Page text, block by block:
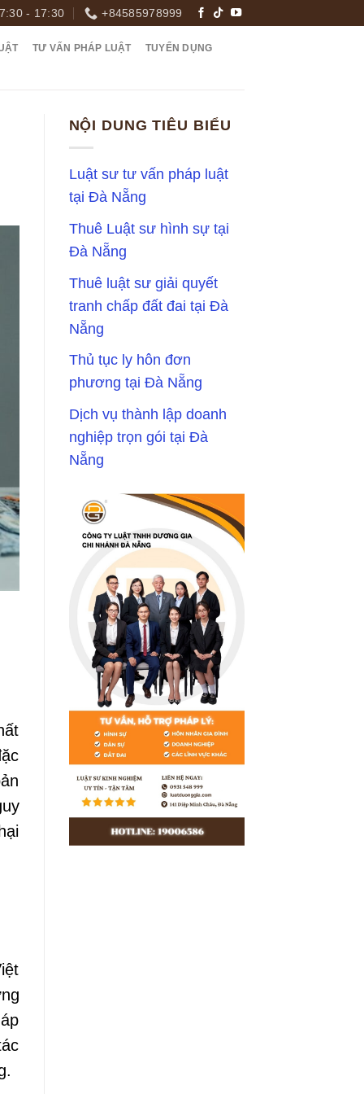
- 17:30 +84585978999
TƯ VẤN PHÁP LUẬT TUYỂN DỤNG
NỘI DUNG TIÊU BIỂU
Luật sư tư vấn pháp luật
tại Đà Nẵng
Thuê Luật sư hình sự tại
Đà Nẵng
Thuê luật sư giải quyết
tranh chấp đất đai tại Đà
Nẵng
Thủ tục ly hôn đơn
phương tại Đà Nẵng
Dịch vụ thành lập doanh
nghiệp trọn gói tại Đà
Nẵng